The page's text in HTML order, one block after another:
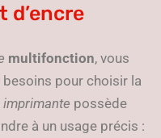
d’encre
multifonction, vous
pour choisir la
imprimante possède
à un usage précis :